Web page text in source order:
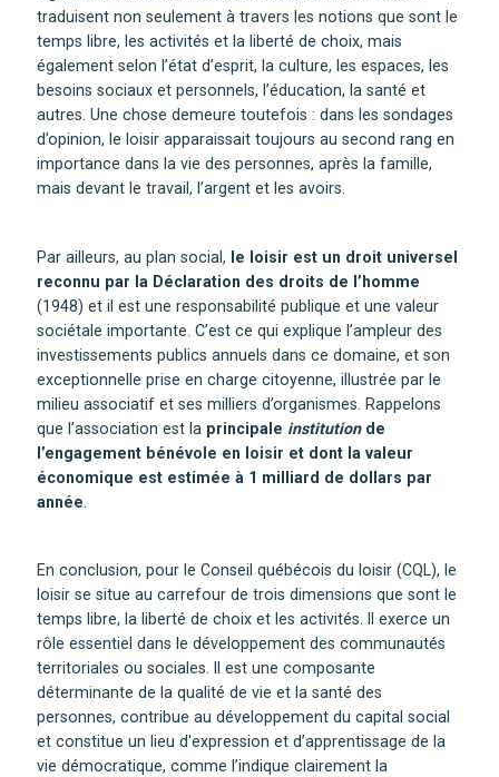
traduisent non seulement à travers les notions que sont le
temps libre, les activités et la liberté de choix, mais
également selon l’état d’esprit, la culture, les espaces, les
besoins sociaux et personnels, l’éducation, la santé et
autres. Une chose demeure toutefois : dans les sondages
d’opinion, le loisir apparaissait toujours au second rang en
importance dans la vie des personnes, après la famille,
mais devant le travail, l’argent et les avoirs.
Par ailleurs, au plan social,
le loisir est un droit universel
reconnu par la Déclaration des droits de l’homme
(1948) et il est une responsabilité publique et une valeur
sociétale importante. C’est ce qui explique l’ampleur des
investissements publics annuels dans ce domaine, et son
exceptionnelle prise en charge citoyenne, illustrée par le
milieu associatif et ses milliers d’organismes. Rappelons
que l’association est la principale institutionde
l’engagement bénévole en loisir et dont la valeur
économique est estimée à 1 milliard de dollars par
année
En conclusion, pour le Conseil québécois du loisir (CQL), le
loisir se situe au carrefour de trois dimensions que sont le
temps libre, la liberté de choix et les activités. Il exerce un
rôle essentiel dans le développement des communautés
territoriales ou sociales. Il est une composante
déterminante de la qualité de vie et la santé des
personnes, contribue au développement du capital social
et constitue un lieu d'expression et d’apprentissage de la
vie démocratique, comme l’indique clairement la